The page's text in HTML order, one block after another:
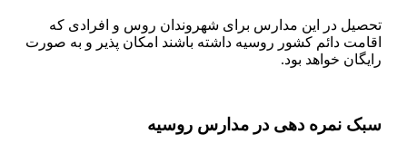
تحصیل در این مدارس برای شهروندان روس و افرادی که
اقامت دائم کشور روسیه داشته باشند امکان پذیر و به صورت
رایگان خواهد بود.
سبک نمره دهی در مدارس روسیه